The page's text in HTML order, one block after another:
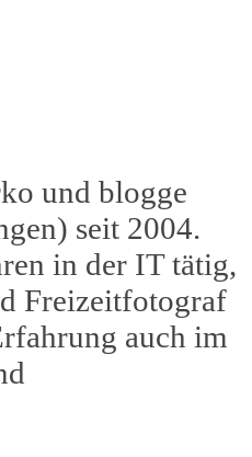
und blogge
seit 2004.
in der IT tätig,
Freizeitfotograf
auch im